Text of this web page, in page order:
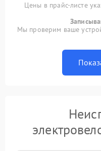
Цены в прайс-листе
Мы проверим ваше